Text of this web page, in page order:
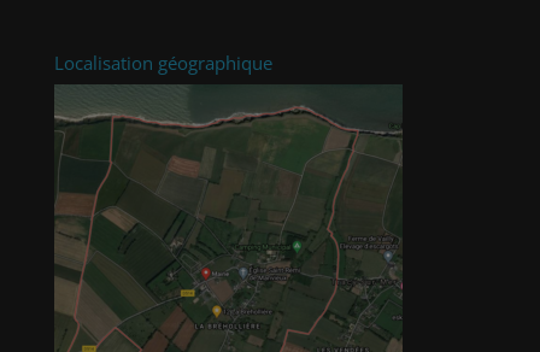
Localisation géographique